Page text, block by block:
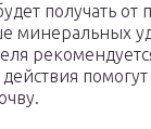
получать
минеральных